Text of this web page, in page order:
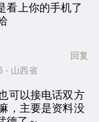
看上你的手机了
- 山西省
回复
可以接电话双方
，主要是资料没